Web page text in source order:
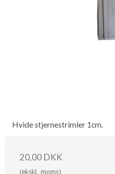
Hvide stjernestrimler 1cm.
20,00 DKK
(ekskl. moms)